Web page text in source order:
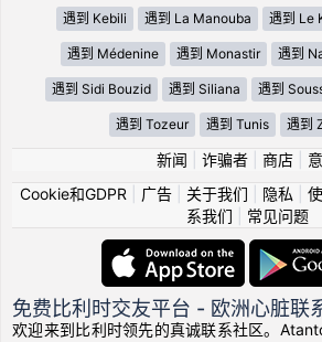
遇到 Kebili 遇到 La Manouba 遇到 Le
遇到 Médenine 遇到 Monastir 遇到
遇到 Sidi Bouzid 遇到 Siliana 遇到
遇到 Tozeur 遇到 Tunis 遇到
新闻 诈骗者| 商店|
Cookie和GDPR
广告| 关于我们 隐私
系我们
常见问题
免费比利时交友平台 - 欧洲心脏联
欢迎来到比利时领先的真诚联系社区。